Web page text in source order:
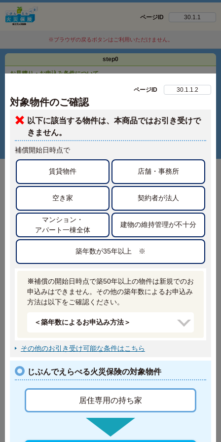
ページID 30.1.1
※ブラウザの戻るボタンはご利用いただけません。
step0
お見積り・お申込み条件について
ページID 30.1.1.2
対象物件のご確認
以下に該当する物件は、本商品ではお引き受けで
きません。
補償開始日時点で
賃貸物件 店舗・事務所
空き家 契約者が法人
マンション・
アパート一棟全体
建物の維持管理が不十分
築年数が35年以上 ※
※補償の開始日時点で築50年以上の物件は新規でのお
申込みはできません。その他の築年数によるお申込み
方法は以下をご確認ください。
＜築年数によるお申込み方法＞
その他のお引き受け可能な条件はこちら
じぶんでえらべる火災保険の対象物件
居住専用の持ち家
お客さまの建物（お住まいの構造）を選択してく
共同住宅
（マンション等）
一戸建て
二世帯住宅はどちらをえらべばよいですか？
よくあるご質問
申込みが可能な建物、家財に条件はありますか？
「じぶんでえらべる火災保険」はどのような商品ですか？
その他の質問を見る
各種資料ダウンロード
・約款（ご契約のしおり）
・重要事項等説明書 など